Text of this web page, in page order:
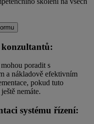
konzultantů:
poradit s
a nákladově efektivním
pokud tuto
nemáte.
systému řízení: